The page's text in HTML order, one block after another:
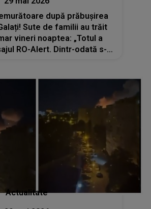
după prăbușirea
Sute de familii au trăit
vineri noaptea: „Totul a
RO-Alert. Dintr-odată s-a
Actualitate